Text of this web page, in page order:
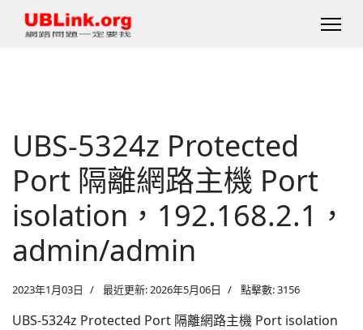
UBS-5324z Protected
Port 隔離網路主機 Port
isolation，192.168.2.1，
admin/admin
2023年1月03日 最近更新: 2026年5月06日 點擊數: 3156
UBS-5324z Protected Port 隔離網路主機 Port isolation